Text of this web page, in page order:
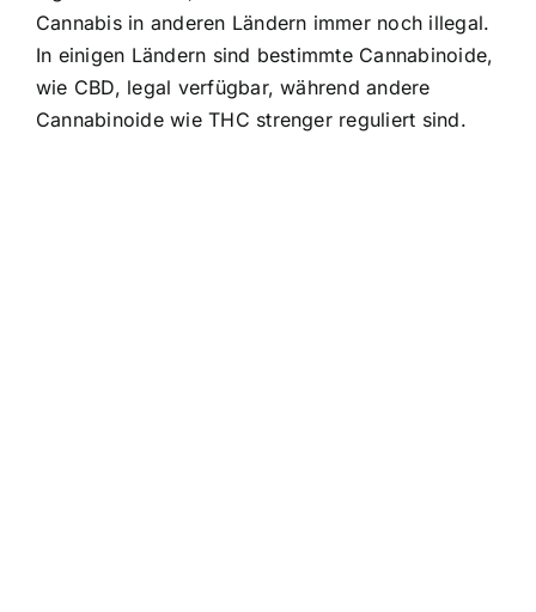
Cannabis in anderen Ländern immer noch illegal.
In einigen Ländern sind bestimmte Cannabinoide,
wie CBD, legal verfügbar, während andere
Cannabinoide wie THC strenger reguliert sind.